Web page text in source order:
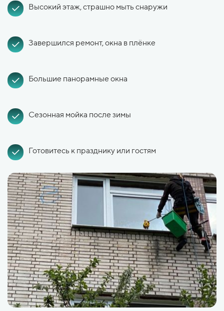
Высокий этаж, страшно мыть снаружи
Завершился ремонт, окна в плёнке
Большие панорамные окна
Сезонная мойка после зимы
Готовитесь к празднику или гостям